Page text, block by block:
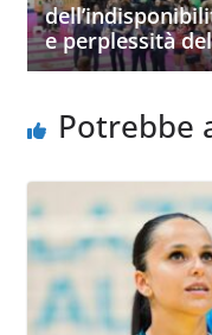
e perplessità
Potrebbe